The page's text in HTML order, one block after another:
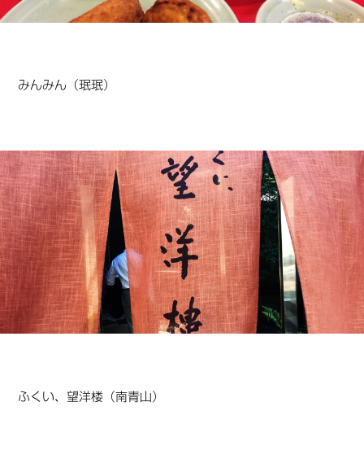
みんみん（珉珉）
ふくい、望洋楼（南青山）